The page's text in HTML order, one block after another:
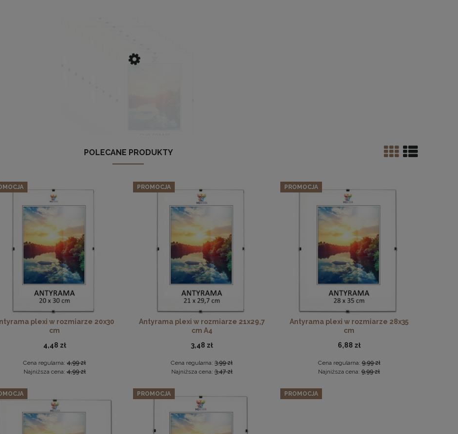
DO KOSZYKA
Płyta HDF w rozmiarze 50x50 cm
26,59 zł
Zestaw 3 szt. antyram w rozmiarze A4 21 x 29,7 cm
POLECANE PRODUKTY
plexi w rozmiarze 20x30
cm
4,48 zł
Cena regularna: 4,99 zł
Najniższa cena:4,99 zł
Antyrama plexi w rozmiarze 21x29,7
cm A4
3,48 zł
Cena regularna: 3,99 zł
Najniższa cena:3,47 zł
PROMOCJA
Antyrama plexi w rozmiarze 28x35
cm
6,88 zł
Cena regularna:9,99 zł
Najniższa cena: 9,99 zł
PROMOCJA
PROMOCJA PROMOCJA